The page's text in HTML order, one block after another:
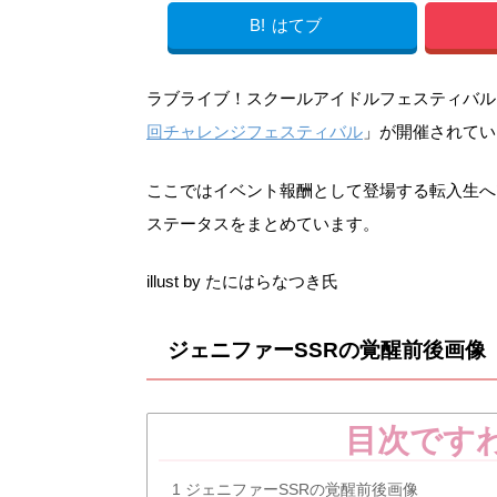
B! はてブ
ラブライブ！スクールアイドルフェスティバ
回チャレンジフェスティバル 」が開催されてい
ここではイベント報酬として登場する転入生
ステータスをまとめています。
illust by たにはらなつき氏
ジェニファーSSRの覚醒前後画像
目次です
1 ジェニファーSSRの覚醒前後画像